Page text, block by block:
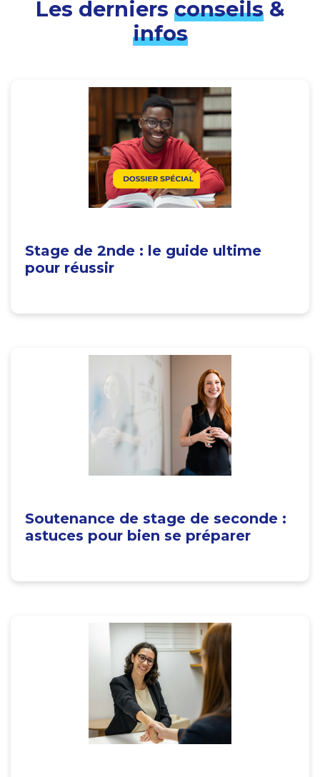
Les derniers conseils&
infos
Stage de 2nde : le guide ultime
pour réussir
Soutenance de stage de seconde :
astuces pour bien se préparer